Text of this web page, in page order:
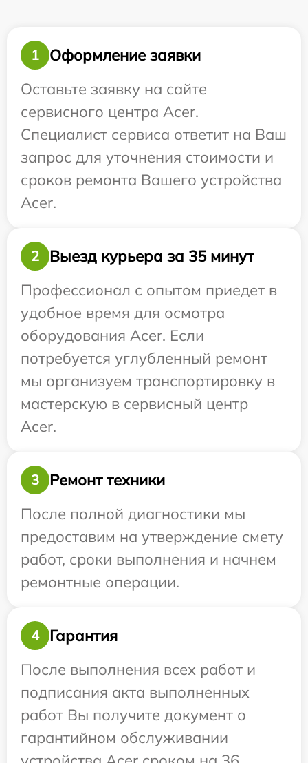
1
Оформление заявки
Оставьте заявку на сайте
сервисного центра Acer.
Специалист сервиса ответит на Ваш
запрос для уточнения стоимости и
сроков ремонта Вашего устройства
Acer.
2
Выезд курьера за 35 минут
Профессионал с опытом приедет в
удобное время для осмотра
оборудования Acer. Если
потребуется углубленный ремонт
мы организуем транспортировку в
мастерскую в сервисный центр
Acer.
3
Ремонт техники
После полной диагностики мы
предоставим на утверждение смету
работ, сроки выполнения и начнем
ремонтные операции.
4
Гарантия
После выполнения всех работ и
подписания акта выполненных
работ Вы получите документ о
гарантийном обслуживании